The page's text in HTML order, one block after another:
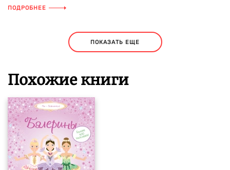
ПОДРОБНЕЕ
ПОКАЗАТЬ ЕЩЕ
Похожие книги